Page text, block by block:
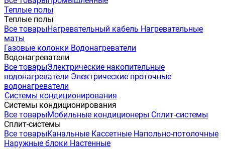
Теплые полы
Теплые полы
Все товарыНагревательный кабель Нагревательные
маты
Газовые колонки Водонагреватели
Водонагреватели
Все товарыЭлектрические накопительные
водонагреватели Электрические проточные
водонагреватели
Системы кондиционирования
Системы кондиционирования
Все товарыМобильные кондиционеры Сплит-системы
Сплит-системы
Все товарыКанальные Кассетные Напольно-потолочные
Наружные блоки Настенные